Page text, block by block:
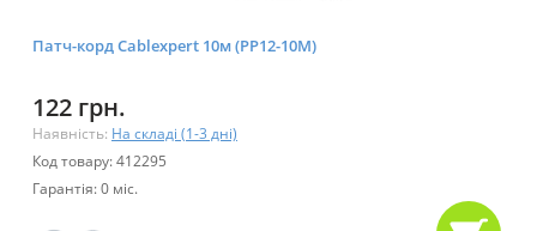
Патч-корд Cablexpert 10м (PP12-10M)
122 грн.
Наявність: На складі (1-3 дні)
Код товару: 412295
Гарантія: 0 міс.